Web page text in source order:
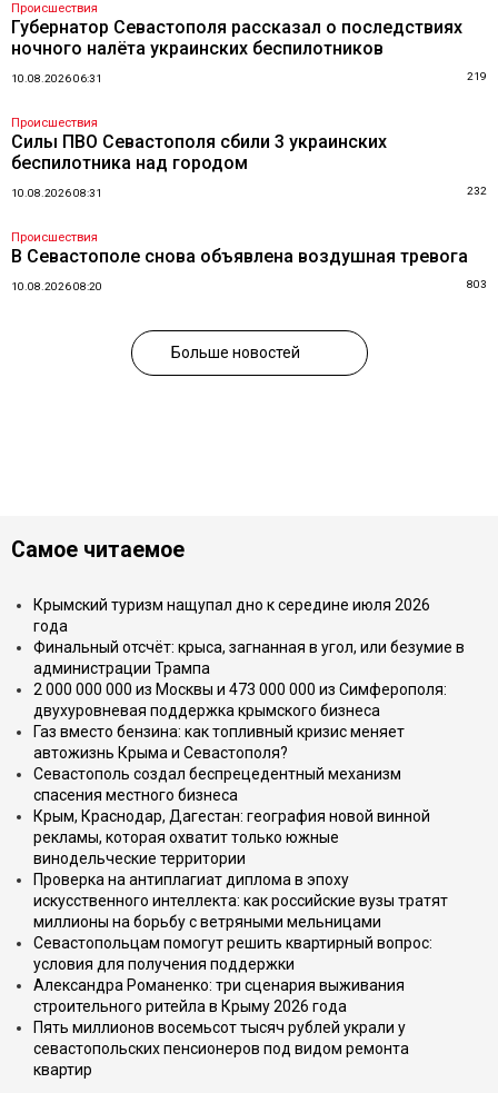
Происшествия
Губернатор Севастополя рассказал о последствиях
ночного налёта украинских беспилотников
10.08.2026 06:31 219
Происшествия
Силы ПВО Севастополя сбили 3 украинских
беспилотника над городом
10.08.2026 08:31 232
Происшествия
В Севастополе снова объявлена воздушная тревога
10.08.2026 08:20 803
Больше новостей
Самое читаемое
Крымский туризм нащупал дно к середине июля 2026
года
Финальный отсчёт: крыса, загнанная в угол, или безумие в
администрации Трампа
2 000 000 000 из Москвы и 473 000 000 из Симферополя:
двухуровневая поддержка крымского бизнеса
Газ вместо бензина: как топливный кризис меняет
автожизнь Крыма и Севастополя?
Севастополь создал беспрецедентный механизм
спасения местного бизнеса
Крым, Краснодар, Дагестан: география новой винной
рекламы, которая охватит только южные
винодельческие территории
Проверка на антиплагиат диплома в эпоху
искусственного интеллекта: как российские вузы тратят
миллионы на борьбу с ветряными мельницами
Севастопольцам помогут решить квартирный вопрос:
условия для получения поддержки
Александра Романенко: три сценария выживания
строительного ритейла в Крыму 2026 года
Пять миллионов восемьсот тысяч рублей украли у
севастопольских пенсионеров под видом ремонта
квартир